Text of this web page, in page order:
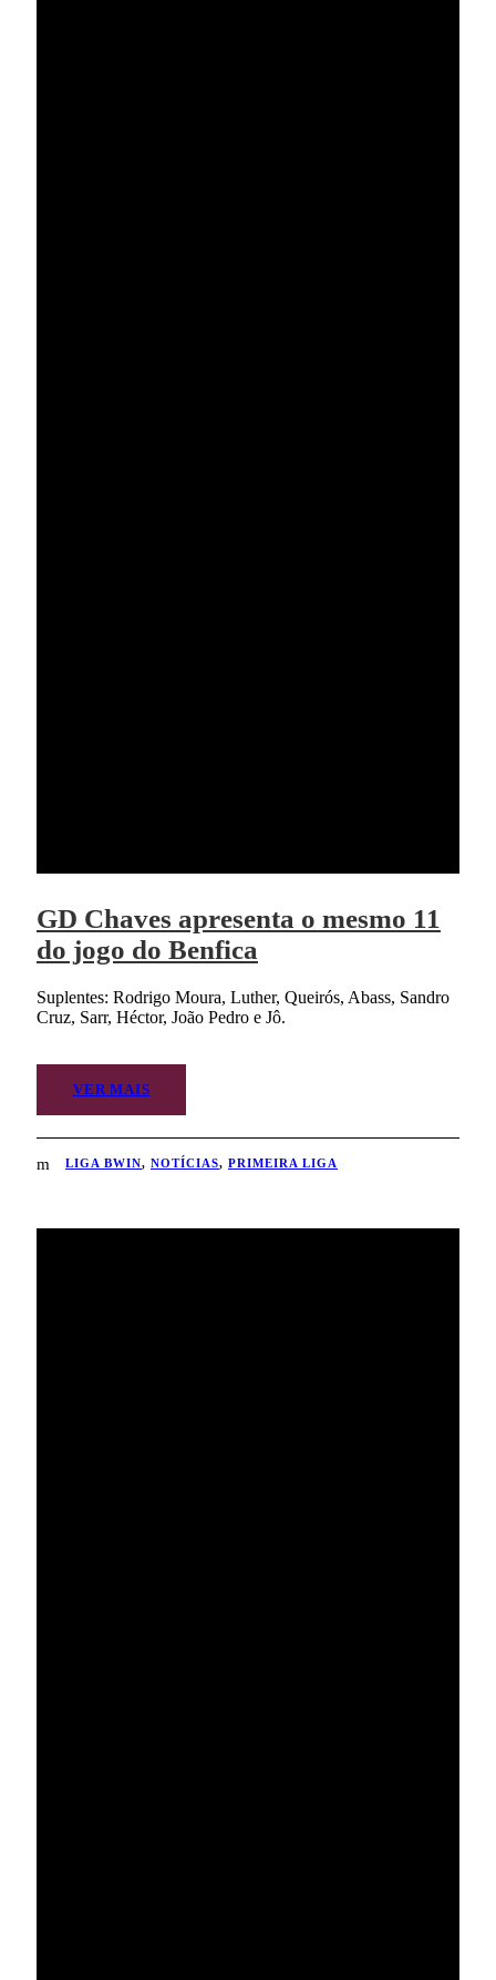
GD Chaves apresenta o mesmo 11
do jogo do Benfica
Suplentes: Rodrigo Moura, Luther, Queirós, Abass, Sandro
Cruz, Sarr, Héctor, João Pedro e Jô.
VER MAIS
LIGA BWIN, NOTÍCIAS, PRIMEIRA LIGA